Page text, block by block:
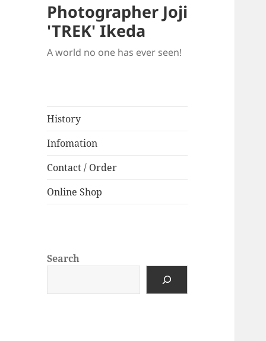
Photographer Joji
'TREK' Ikeda
A world no one has ever seen!
History
Infomation
Contact / Order
Online Shop
Search